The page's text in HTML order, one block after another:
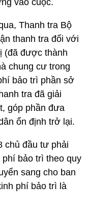
vào cuộc.
Thanh tra Bộ
thanh tra đối với
(đã được thành
chung cư trong
bảo trì phần sở
tra đã giải
góp phần đưa
ổn định trở lại.
chủ đầu tư phải
bảo trì theo quy
sang cho ban
phí bảo trì là